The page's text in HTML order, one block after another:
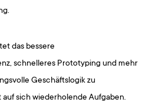
das bessere
schnelleres Prototyping und mehr
Geschäftslogik zu
sich wiederholende Aufgaben.